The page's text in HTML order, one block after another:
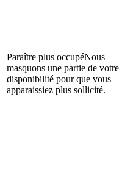
Paraître plus occupéNous
masquons une partie de votre
disponibilité pour que vous
apparaissiez plus sollicité.